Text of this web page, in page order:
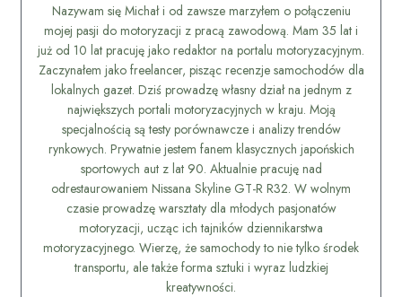
Nazywam się Michał i od zawsze marzyłem o połączeniu
mojej pasji do motoryzacji z pracą zawodową. Mam 35 lat i
już od 10 lat pracuję jako redaktor na portalu motoryzacyjnym.
Zaczynałem jako freelancer, pisząc recenzje samochodów dla
lokalnych gazet. Dziś prowadzę własny dział na jednym z
największych portali motoryzacyjnych w kraju. Moją
specjalnością są testy porównawcze i analizy trendów
rynkowych. Prywatnie jestem fanem klasycznych japońskich
sportowych aut z lat 90. Aktualnie pracuję nad
odrestaurowaniem Nissana Skyline GT-R R32. W wolnym
czasie prowadzę warsztaty dla młodych pasjonatów
motoryzacji, ucząc ich tajników dziennikarstwa
motoryzacyjnego. Wierzę, że samochody to nie tylko środek
transportu, ale także forma sztuki i wyraz ludzkiej
kreatywności.